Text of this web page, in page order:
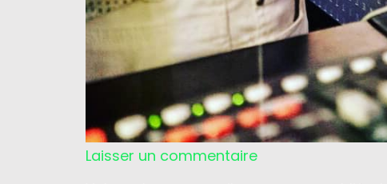
Laisser un commentaire